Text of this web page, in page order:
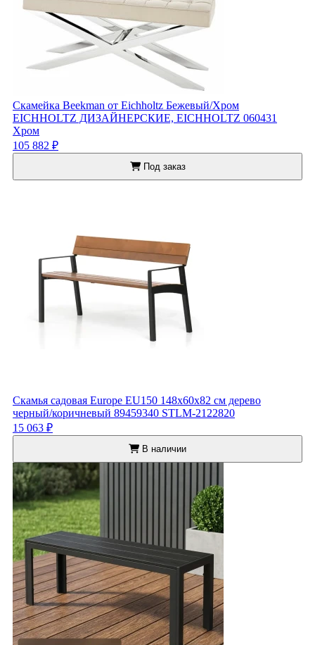
Скамейка Beekman от Eichholtz Бежевый/Хром
EICHHOLTZ ДИЗАЙНЕРСКИЕ, EICHHOLTZ 060431
Хром
105 882 ₽
Под заказ
Скамья садовая Europe EU150 148x60x82 см дерево
черный/коричневый 89459340 STLM-2122820
15 063 ₽
В наличии